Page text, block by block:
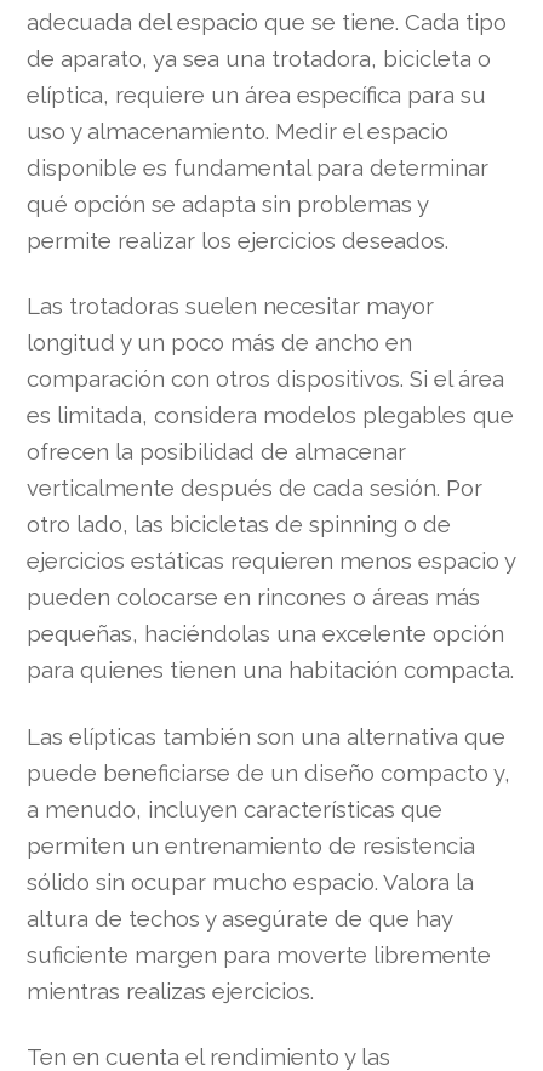
adecuada del espacio que se tiene. Cada tipo
de aparato, ya sea una trotadora, bicicleta o
elíptica, requiere un área específica para su
uso y almacenamiento. Medir el espacio
disponible es fundamental para determinar
qué opción se adapta sin problemas y
permite realizar los ejercicios deseados.
Las trotadoras suelen necesitar mayor
longitud y un poco más de ancho en
comparación con otros dispositivos. Si el área
es limitada, considera modelos plegables que
ofrecen la posibilidad de almacenar
verticalmente después de cada sesión. Por
otro lado, las bicicletas de spinning o de
ejercicios estáticas requieren menos espacio y
pueden colocarse en rincones o áreas más
pequeñas, haciéndolas una excelente opción
para quienes tienen una habitación compacta.
Las elípticas también son una alternativa que
puede beneficiarse de un diseño compacto y,
a menudo, incluyen características que
permiten un entrenamiento de resistencia
sólido sin ocupar mucho espacio. Valora la
altura de techos y asegúrate de que hay
suficiente margen para moverte libremente
mientras realizas ejercicios.
Ten en cuenta el rendimiento y las